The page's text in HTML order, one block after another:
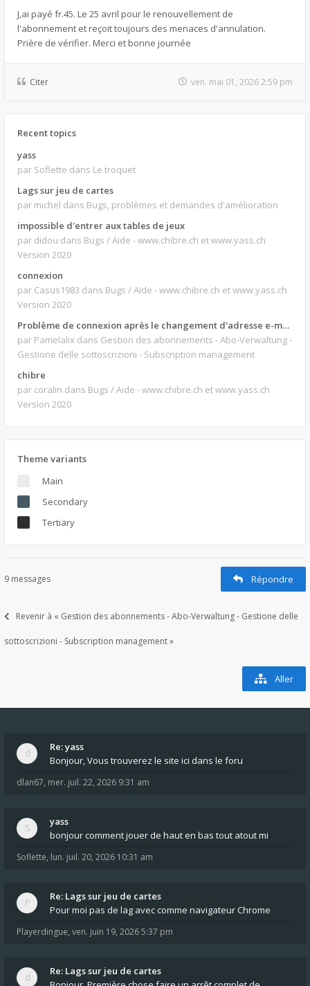
J,ai payé fr.45. Le 25 avril pour le renouvellement de
l'abonnement et reçoit toujours des menaces d'annulation.
Prière de vérifier. Merci et bonne journée
Citer ven. mai 01, 2026 2:59 pm
Recent topics
yass
par Soflette dans Le troquet
Lags sur jeu de cartes
par michel dans Bugs, problèmes et demandes d'amélioration
impossible d'entrer aux tables de jeux
par didou dans Bugs / Aide - www.chibre.ch et www.yass.ch
Version 2020
connexion
par Casus1983 dans Bugs / Aide - www.chibre.ch et www.yass.ch
Version 2020
Problème de connexion après le changement d'adresse e-mail.
par Pamelalix dans Gestion des abonnements - Abo-Verwaltung -
Gestione delle sottoscrizioni - Subscription management
chibre
par coralin dans Bugs / Aide - www.chibre.ch et www.yass.ch
Version 2020
Theme variants
Main
Secondary
Tertiary
9 messages Répondre
Revenir à « Gestion des abonnements - Abo-Verwaltung - Gestione delle
sottoscrizioni - Subscription management »
Aller
Re: yass
Bonjour, Vous trouverez le site ici dans le foru
dlan67, mer. juil. 22, 2026 9:31 am
yass
bonjour comment jouer de haut en bas tout atout mi
Soflette, lun. juil. 20, 2026 10:31 am
Re: Lags sur jeu de cartes
Pour moi pas de lag avec comme navigateur Chrome
Playerdingue, ven. juin 19, 2026 5:37 pm
Re: Lags sur jeu de cartes